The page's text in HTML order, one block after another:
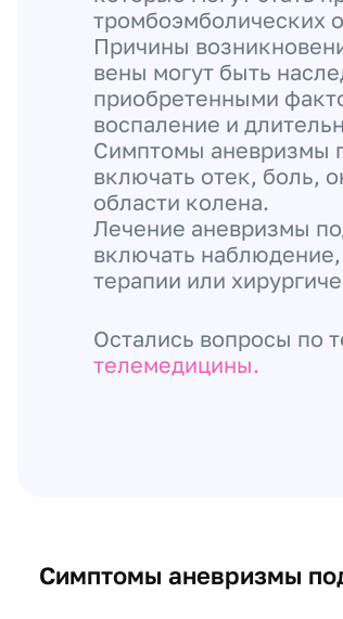
тромбоэмболических
Причины
вены могут быть
приобретенными
воспаление и
Симптомы аневризмы
включать отек, боль,
области колена.
Лечение аневризмы
включать
терапии или
Остались вопросы по
телемедицины.
Симптомы аневризмы